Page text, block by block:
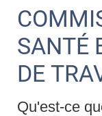
SANTÉ
DE
Qu'est-ce